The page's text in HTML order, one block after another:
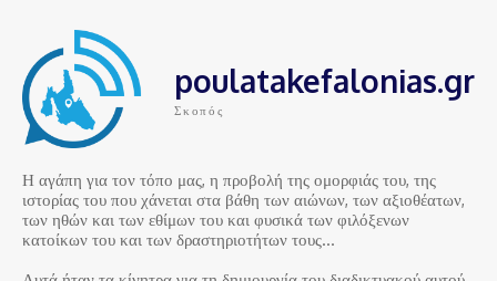
poulatakefalonias.gr
Σκοπός
Η αγάπη για τον τόπο μας, η προβολή της ομορφιάς του, της
ιστορίας του που χάνεται στα βάθη των αιώνων, των αξιοθέατων,
των ηθών και των εθίμων του και φυσικά των φιλόξενων
κατοίκων του και των δραστηριοτήτων τους…